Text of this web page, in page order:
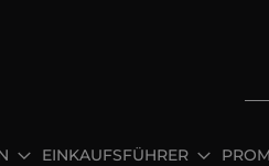
Search
EINKAUFSFÜHRER